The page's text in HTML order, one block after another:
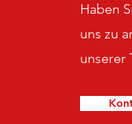
Haben
uns zu
unserer